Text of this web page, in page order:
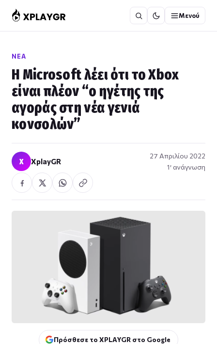
στο
περιεχόμενο
Μενού
ΝΈΑ
Η Microsoft λέει ότι το Xbox
είναι πλέον “ο ηγέτης της
αγοράς στη νέα γενιά
κονσολών”
X XplayGR
27 Απριλίου 2022
1′ ανάγνωση
Πρόσθεσε το XPLAYGR στο Google